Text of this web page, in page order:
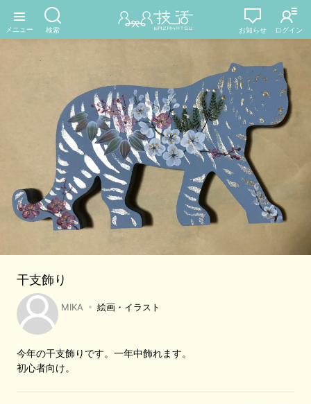
干支飾り
MIKA 絵画・イラスト
今年の干支飾りです。一年中飾れます。
初心者向け。